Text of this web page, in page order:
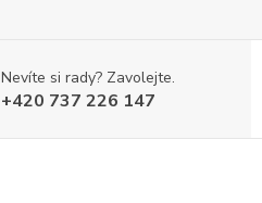
Nevíte si rady? Zavolejte.
+420 737 226 147